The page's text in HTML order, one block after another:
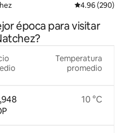
Calificación
4.96 (290)
época para visitar
Temperatura
promedio
10 °C